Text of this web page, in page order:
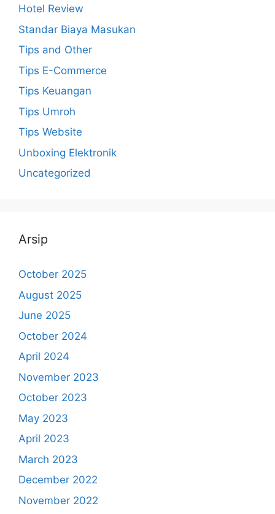
Hotel Review
Standar Biaya Masukan
Tips and Other
Tips E-Commerce
Tips Keuangan
Tips Umroh
Tips Website
Unboxing Elektronik
Uncategorized
Arsip
October 2025
August 2025
June 2025
October 2024
April 2024
November 2023
October 2023
May 2023
April 2023
March 2023
December 2022
November 2022